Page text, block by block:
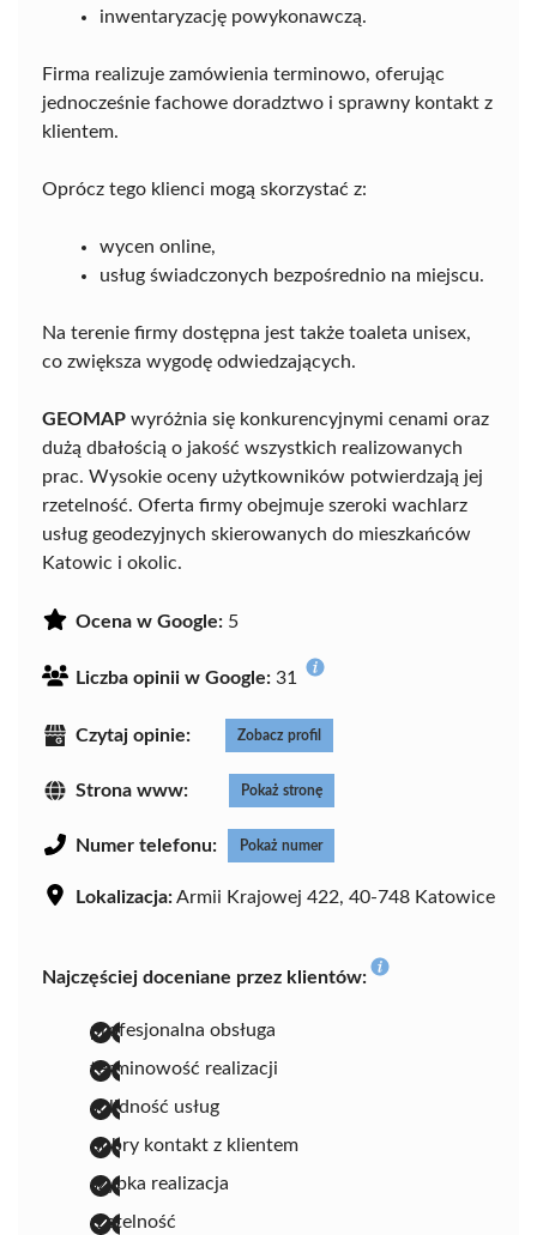
inwentaryzację powykonawczą.
Firma realizuje zamówienia terminowo, oferując
jednocześnie fachowe doradztwo i sprawny kontakt z
klientem.
Oprócz tego klienci mogą skorzystać z:
wycen online,
usług świadczonych bezpośrednio na miejscu.
Na terenie firmy dostępna jest także toaleta unisex,
co zwiększa wygodę odwiedzających.
GEOMAP wyróżnia się konkurencyjnymi cenami oraz
dużą dbałością o jakość wszystkich realizowanych
prac. Wysokie oceny użytkowników potwierdzają jej
rzetelność. Oferta firmy obejmuje szeroki wachlarz
usług geodezyjnych skierowanych do mieszkańców
Katowic i okolic.
Ocena w Google: 5
Liczba opinii w Google: 31
Czytaj opinie: Zobacz profil
Strona www: Pokaż stronę
Numer telefonu: Pokaż numer
Lokalizacja:Armii Krajowej 422, 40-748 Katowice
Najczęściej doceniane przez klientów:
profesjonalna obsługa
terminowość realizacji
solidność usług
dobry kontakt z klientem
szybka realizacja
rzetelność